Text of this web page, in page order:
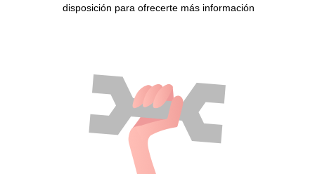
disposición para ofrecerte más información